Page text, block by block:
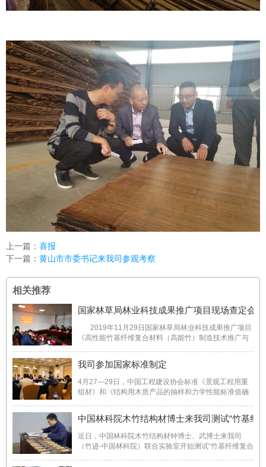
上一篇： 喜报
下一篇： 黄山市市委书记来我司参观考察
相关推荐
国家林草局林业科技成果推广项目现场查定会
2019年11月29日国家林草局林业科技成果推广项目
《高性能竹基纤维复合材料（高能竹）制造技术推广与
来自国家林草局、中国林业科学研究院、南京林业大
学、浙江农林大学的专家及课题负责人参加会议 ...
我司参加国家标准制定
4月27—29日，中国工程建设协会标准《景观工程用重
组材》和《结构用木质产品的抽样和力学性能标准值确
中国林业科学研究院木材工业研究所和安徽竹迹新材料
科技有限公司共同负责起草，旨在响应国家大力发展绿
色建筑的号召，进 ...
中国林科院木竹结构材博士来我司测试“竹基纤
近日，中国林科院木竹结构材钟博士、武博士来我司
（竹迹-中国林科院）联合实验室开始测试“竹基纤维复合